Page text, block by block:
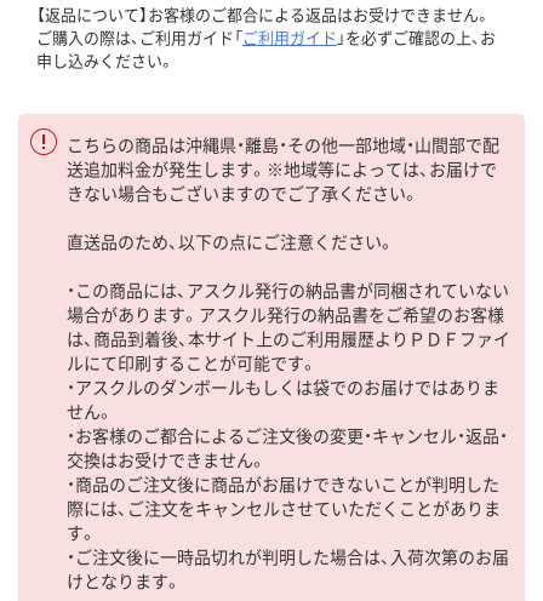
【返品について】お客様のご都合による返品はお受けできません。
ご購入の際は、ご利用ガイド「ご利用ガイド 」を必ずご確認の上、お
申し込みください。
こちらの商品は沖縄県・離島・その他一部地域・山間部で配
送追加料金が発生します。※地域等によっては、お届けで
きない場合もございますのでご了承ください。
直送品のため、以下の点にご注意ください。
・この商品には、アスクル発行の納品書が同梱されていない
場合があります。アスクル発行の納品書をご希望のお客様
は、商品到着後、本サイト上のご利用履歴よりＰＤＦファイ
ルにて印刷することが可能です。
・アスクルのダンボールもしくは袋でのお届けではありま
せん。
・お客様のご都合によるご注文後の変更・キャンセル・返品・
交換はお受けできません。
・商品のご注文後に商品がお届けできないことが判明した
際には、ご注文をキャンセルさせていただくことがありま
す。
・ご注文後に一時品切れが判明した場合は、入荷次第のお届
けとなります。